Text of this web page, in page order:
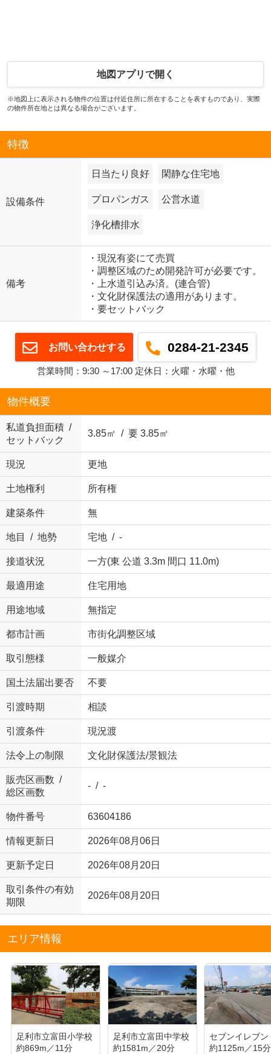
地図アプリで開く
※地図上に表示される物件の位置は付近住所に所在することを表すものであり、実際
の物件所在地とは異なる場合がございます。
特徴
設備条件
日当たり良好 閑静な住宅地
プロパンガス 公営水道
浄化槽排水
備考
・現況有姿にて売買
・調整区域のため開発許可が必要です。
・上水道引込み済。(連合管)
・文化財保護法の適用があります。
・要セットバック
お問い合わせする 0284-21-2345
営業時間：9:30 ～17:00 定休日：火曜・水曜・他
物件概要
私道負担面積 /
セットバック
3.85㎡ / 要 3.85㎡
現況 更地
土地権利 所有権
建築条件 無
地目 / 地勢 宅地 / -
接道状況 一方(東 公道 3.3m 間口 11.0m)
最適用途 住宅用地
用途地域 無指定
都市計画 市街化調整区域
取引態様 一般媒介
国土法届出要否 不要
引渡時期 相談
引渡条件 現況渡
法令上の制限 文化財保護法/景観法
販売区画数 /
総区画数
- / -
物件番号 63604186
情報更新日 2026年08月06日
更新予定日 2026年08月20日
取引条件の有効
期限
2026年08月20日
エリア情報
足利市立富田小学校
約869m／11分
足利市立富田中学校
約1581m／20分
約1125m／15分